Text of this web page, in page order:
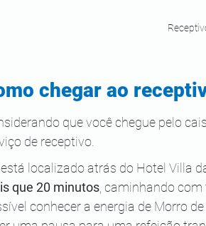
chegar ao
que você chegue pelo
de receptivo.
está localizado atrás do Hotel Villa
que 20 minutos , caminhando
conhecer a energia de Morro